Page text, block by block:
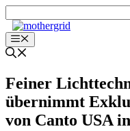
Inhalt
springenMenü
Feiner
übernimmt
von Canto USA